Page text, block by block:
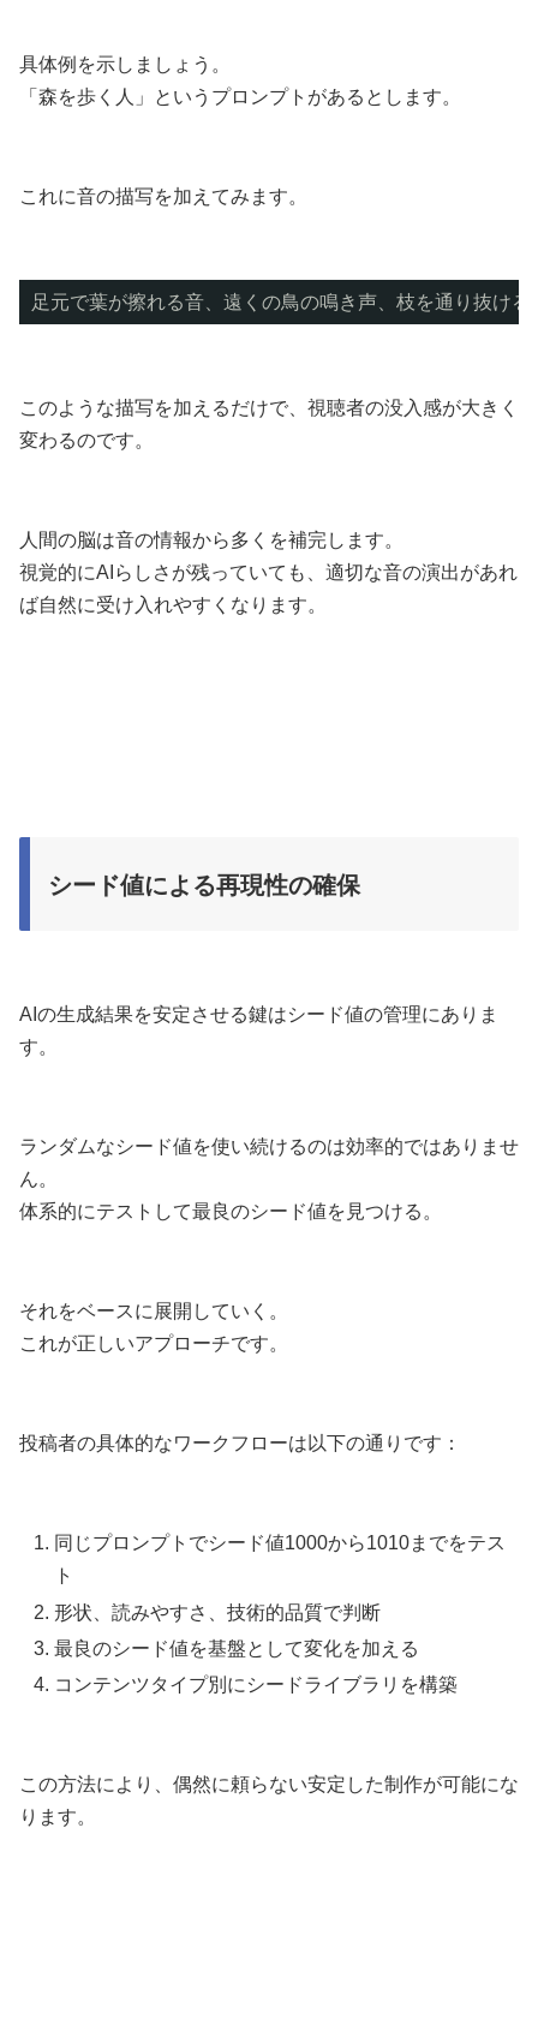
具体例を示しましょう。
「森を歩く人」というプロンプトがあるとします。
これに音の描写を加えてみます。
足元で葉が擦れる音、遠くの鳥の鳴き声、枝を通り抜ける
このような描写を加えるだけで、視聴者の没入感が大きく
変わるのです。
人間の脳は音の情報から多くを補完します。
視覚的にAIらしさが残っていても、適切な音の演出があれ
ば自然に受け入れやすくなります。
シード値による再現性の確保
AIの生成結果を安定させる鍵はシード値の管理にありま
す。
ランダムなシード値を使い続けるのは効率的ではありませ
ん。
体系的にテストして最良のシード値を見つける。
それをベースに展開していく。
これが正しいアプローチです。
投稿者の具体的なワークフローは以下の通りです：
同じプロンプトでシード値1000から1010までをテス
ト
形状、読みやすさ、技術的品質で判断
最良のシード値を基盤として変化を加える
コンテンツタイプ別にシードライブラリを構築
この方法により、偶然に頼らない安定した制作が可能にな
ります。